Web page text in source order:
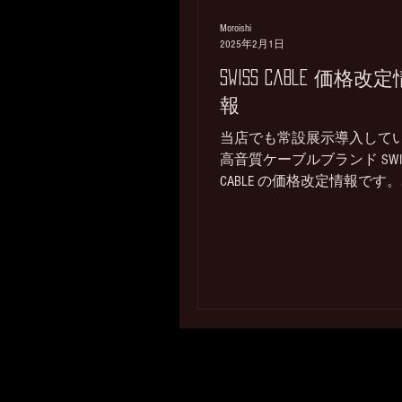
swiss cable 価格改定
報
当店でも常設展示導入してい
高音質ケーブルブランド
CABLE の価格改定情報です。
Moroishi
2025年2月1日